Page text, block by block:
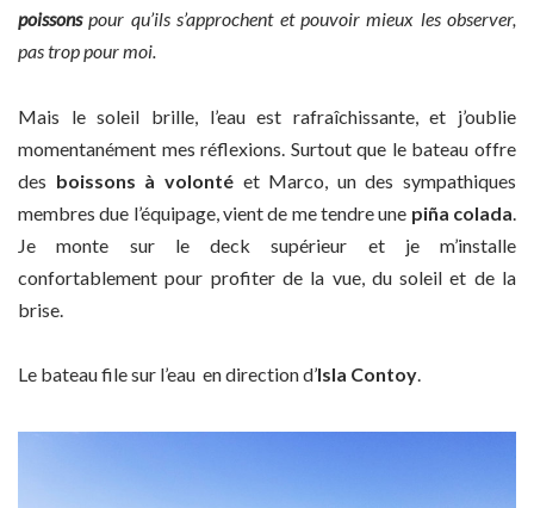
poissonspour qu’ils s’approchent et pouvoir mieux les observer,
pas trop pour moi.
Mais le soleil brille, l’eau est rafraîchissante, et j’oublie
momentanément mes réflexions. Surtout que le bateau offre
des boissons à volontéet Marco, un des sympathiques
membres due l’équipage, vient de me tendre une piña colada
Je monte sur le deck supérieur et je m’installe
confortablement pour profiter de la vue, du soleil et de la
brise.
Le bateau file sur l’eau en direction d’Isla Contoy.